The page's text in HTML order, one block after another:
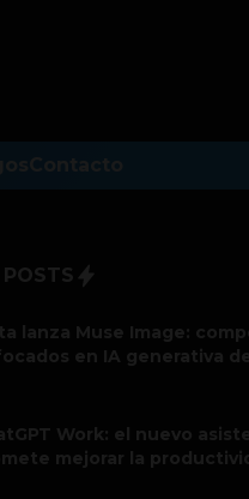
lanza Muse Image:
en IA generativa
Work: el nuevo
mejorar la